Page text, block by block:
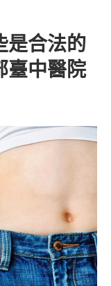
是合法的
臺中醫院